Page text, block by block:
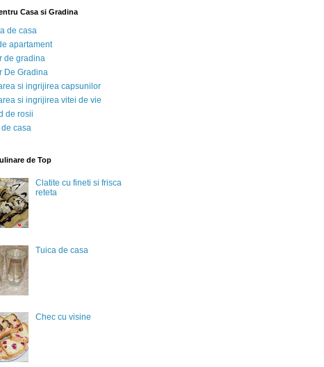
Casa si Gradina
de casa
apartament
de gradina
De Gradina
si ingrijirea capsunilor
si ingrijirea vitei de vie
de rosii
casa
de Top
Clatite cu fineti si frisca
reteta
Tuica de casa
Chec cu visine